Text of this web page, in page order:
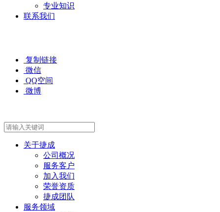
专业知识
联系我们
复制链接
微信
QQ空间
微博
关于捷成
公司概况
服务客户
加入我们
荣誉资质
捷成团队
服务领域